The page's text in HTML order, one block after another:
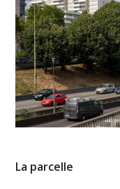
La parcelle